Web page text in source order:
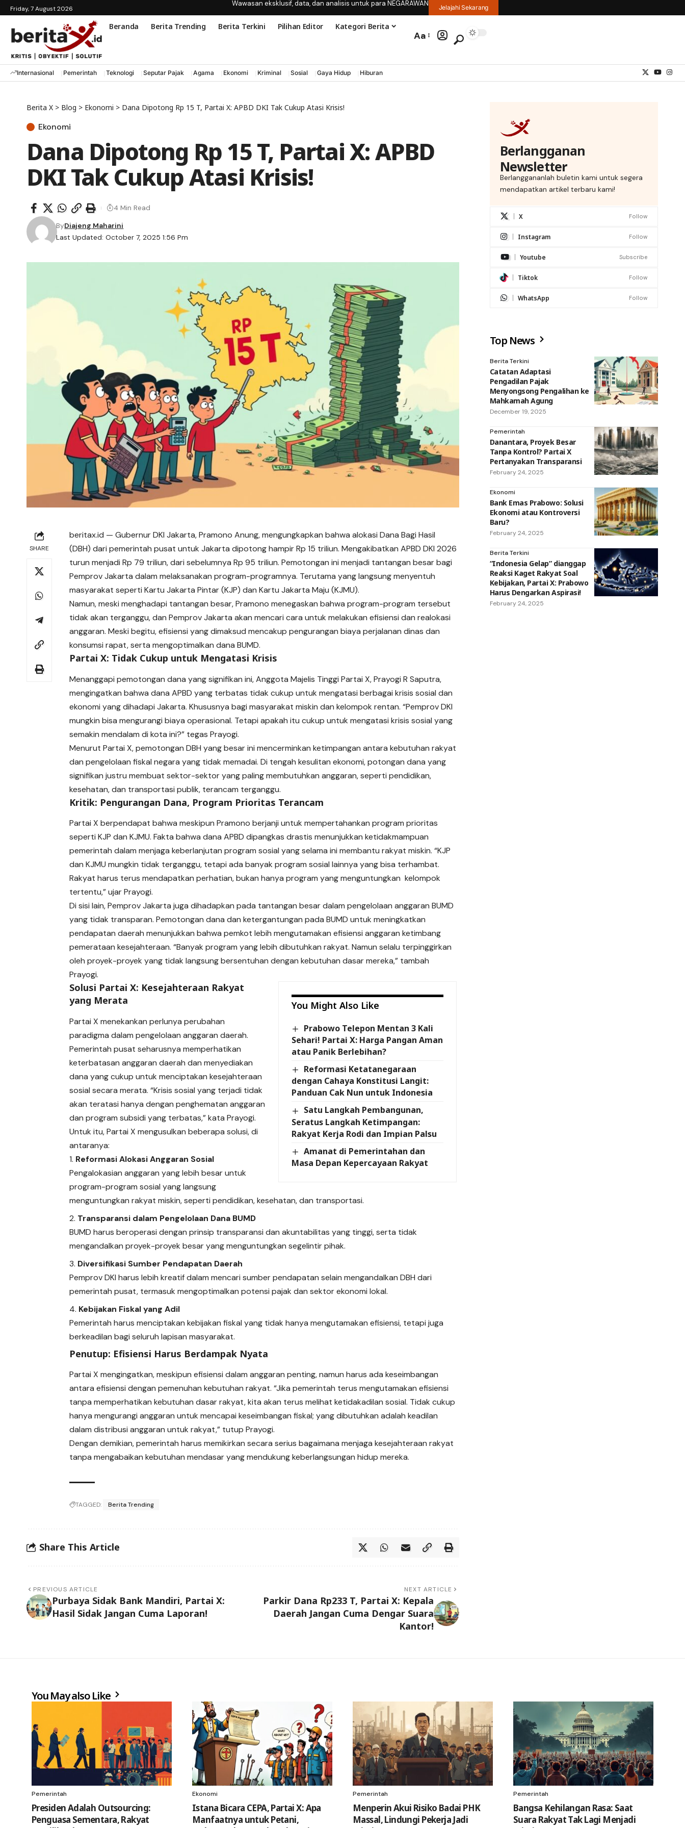
Friday, 7 August 2026
Wawasan eksklusif, data, dan analisis untuk para NEGARAWAN Jelajahi Sekarang
Beranda Berita Trending Berita Terkini Pilihan Editor Kategori Berita
Aa
Internasional Pemerintah Teknologi Seputar Pajak Agama Ekonomi Kriminal Sosial Gaya Hidup Hiburan
Berita X > Blog > Ekonomi > Dana Dipotong Rp 15 T, Partai X: APBD DKI Tak Cukup Atasi Krisis!
Ekonomi
Dana Dipotong Rp 15 T, Partai X: APBD
DKI Tak Cukup Atasi Krisis!
Last Updated: October 7, 2025 1:56 Pm
ByDiajeng Maharini
4 Min Read
SHARE
beritax.id — Gubernur DKI Jakarta, Pramono Anung, mengungkapkan bahwa alokasi Dana Bagi Hasil
(DBH) dari pemerintah pusat untuk Jakarta dipotong hampir Rp 15 triliun. Mengakibatkan APBD DKI 2026
turun menjadi Rp 79 triliun, dari sebelumnya Rp 95 triliun. Pemotongan ini menjadi tantangan besar bagi
Pemprov Jakarta dalam melaksanakan program-programnya. Terutama yang langsung menyentuh
masyarakat seperti Kartu Jakarta Pintar (KJP) dan Kartu Jakarta Maju (KJMU).
Namun, meski menghadapi tantangan besar, Pramono menegaskan bahwa program-program tersebut
tidak akan terganggu, dan Pemprov Jakarta akan mencari cara untuk melakukan efisiensi dan realokasi
anggaran. Meski begitu, efisiensi yang dimaksud mencakup pengurangan biaya perjalanan dinas dan
konsumsi rapat, serta mengoptimalkan dana BUMD.
Partai X: Tidak Cukup untuk Mengatasi Krisis
Menanggapi pemotongan dana yang signifikan ini, Anggota Majelis Tinggi Partai X, Prayogi R Saputra,
mengingatkan bahwa dana APBD yang terbatas tidak cukup untuk mengatasi berbagai krisis sosial dan
ekonomi yang dihadapi Jakarta. Khususnya bagi masyarakat miskin dan kelompok rentan. “Pemprov DKI
mungkin bisa mengurangi biaya operasional. Tetapi apakah itu cukup untuk mengatasi krisis sosial yang
semakin mendalam di kota ini?” tegas Prayogi.
Menurut Partai X, pemotongan DBH yang besar ini mencerminkan ketimpangan antara kebutuhan rakyat
dan pengelolaan fiskal negara yang tidak memadai. Di tengah kesulitan ekonomi, potongan dana yang
signifikan justru membuat sektor-sektor yang paling membutuhkan anggaran, seperti pendidikan,
kesehatan, dan transportasi publik, terancam terganggu.
Kritik: Pengurangan Dana, Program Prioritas Terancam
Partai X berpendapat bahwa meskipun Pramono berjanji untuk mempertahankan program prioritas
seperti KJP dan KJMU. Fakta bahwa dana APBD dipangkas drastis menunjukkan ketidakmampuan
pemerintah dalam menjaga keberlanjutan program sosial yang selama ini membantu rakyat miskin. “KJP
dan KJMU mungkin tidak terganggu, tetapi ada banyak program sosial lainnya yang bisa terhambat.
Rakyat harus terus mendapatkan perhatian, bukan hanya program yang menguntungkan kelompok
tertentu,” ujar Prayogi.
Di sisi lain, Pemprov Jakarta juga dihadapkan pada tantangan besar dalam pengelolaan anggaran BUMD
yang tidak transparan. Pemotongan dana dan ketergantungan pada BUMD untuk meningkatkan
pendapatan daerah menunjukkan bahwa pemkot lebih mengutamakan efisiensi anggaran ketimbang
pemerataan kesejahteraan. “Banyak program yang lebih dibutuhkan rakyat. Namun selalu terpinggirkan
oleh proyek-proyek yang tidak langsung bersentuhan dengan kebutuhan dasar mereka,” tambah
Prayogi.
You Might Also Like
Prabowo Telepon Mentan 3 Kali
Sehari! Partai X: Harga Pangan Aman
atau Panik Berlebihan?
Reformasi Ketatanegaraan
dengan Cahaya Konstitusi Langit:
Panduan Cak Nun untuk Indonesia
Satu Langkah Pembangunan,
Seratus Langkah Ketimpangan:
Rakyat Kerja Rodi dan Impian Palsu
Amanat di Pemerintahan dan
Masa Depan Kepercayaan Rakyat
Solusi Partai X: Kesejahteraan Rakyat
yang Merata
Partai X menekankan perlunya perubahan
paradigma dalam pengelolaan anggaran daerah.
Pemerintah pusat seharusnya memperhatikan
keterbatasan anggaran daerah dan menyediakan
dana yang cukup untuk menciptakan kesejahteraan
sosial secara merata. “Krisis sosial yang terjadi tidak
akan teratasi hanya dengan penghematan anggaran
dan program subsidi yang terbatas,” kata Prayogi.
Untuk itu, Partai X mengusulkan beberapa solusi, di
antaranya:
Reformasi Alokasi Anggaran Sosial
Pengalokasian anggaran yang lebih besar untuk
program-program sosial yang langsung
menguntungkan rakyat miskin, seperti pendidikan, kesehatan, dan transportasi.
Transparansi dalam Pengelolaan Dana BUMD
BUMD harus beroperasi dengan prinsip transparansi dan akuntabilitas yang tinggi, serta tidak
mengandalkan proyek-proyek besar yang menguntungkan segelintir pihak.
Diversifikasi Sumber Pendapatan Daerah
Pemprov DKI harus lebih kreatif dalam mencari sumber pendapatan selain mengandalkan DBH dari
pemerintah pusat, termasuk mengoptimalkan potensi pajak dan sektor ekonomi lokal.
Kebijakan Fiskal yang Adil
Pemerintah harus menciptakan kebijakan fiskal yang tidak hanya mengutamakan efisiensi, tetapi juga
berkeadilan bagi seluruh lapisan masyarakat.
Penutup: Efisiensi Harus Berdampak Nyata
Partai X mengingatkan, meskipun efisiensi dalam anggaran penting, namun harus ada keseimbangan
antara efisiensi dengan pemenuhan kebutuhan rakyat. “Jika pemerintah terus mengutamakan efisiensi
tanpa memperhatikan kebutuhan dasar rakyat, kita akan terus melihat ketidakadilan sosial. Tidak cukup
hanya mengurangi anggaran untuk mencapai keseimbangan fiskal; yang dibutuhkan adalah keadilan
dalam distribusi anggaran untuk rakyat,” tutup Prayogi.
Dengan demikian, pemerintah harus memikirkan secara serius bagaimana menjaga kesejahteraan rakyat
tanpa mengabaikan kebutuhan mendasar yang mendukung keberlangsungan hidup mereka.
TAGGED: Berita Trending
Share This Article
PREVIOUS ARTICLE
Purbaya Sidak Bank Mandiri, Partai X:
Hasil Sidak Jangan Cuma Laporan!
NEXT ARTICLE
Parkir Dana Rp233 T, Partai X: Kepala
Daerah Jangan Cuma Dengar Suara
Kantor!
Berlangganan
Newsletter
Berlanggananlah buletin kami untuk segera
mendapatkan artikel terbaru kami!
X Follow
Instagram Follow
Youtube Subscribe
Tiktok Follow
WhatsApp Follow
Top News
Berita Terkini
Catatan Adaptasi
Pengadilan Pajak
Menyongsong Pengalihan ke
Mahkamah Agung
December 19, 2025
Pemerintah
Danantara, Proyek Besar
Tanpa Kontrol? Partai X
Pertanyakan Transparansi
February 24, 2025
Ekonomi
Bank Emas Prabowo: Solusi
Ekonomi atau Kontroversi
Baru?
February 24, 2025
Berita Terkini
“Indonesia Gelap” dianggap
Reaksi Kaget Rakyat Soal
Kebijakan, Partai X: Prabowo
Harus Dengarkan Aspirasi!
February 24, 2025
You May also Like
Pemerintah
Presiden Adalah Outsourcing:
Penguasa Sementara, Rakyat
Ekonomi
Istana Bicara CEPA, Partai X: Apa
Manfaatnya untuk Petani,
Pemerintah
Menperin Akui Risiko Badai PHK
Massal, Lindungi Pekerja Jadi
Pemerintah
Bangsa Kehilangan Rasa: Saat
Suara Rakyat Tak Lagi Menjadi